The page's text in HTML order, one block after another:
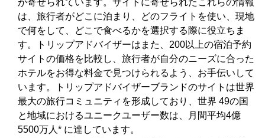
が寄せられています。サイトに寄せられたこれらの情報
は、旅行者がどこに泊まり、どのフライトを使い、現地
で何をして、どこで食べるかを選択する際に役立ちま
す。トリップアドバイザーはまた、200以上の宿泊予約
サイトの価格を比較し、旅行者が自分のニーズに合った
ホテルをお得な料金で見つけられるよう、お手伝いして
います。トリップアドバイザーブランドのサイトは世界
最大の旅行コミュニティを形成しており、世界 49の国
と地域におけるユニークユーザー数は、月間平均4億
5500万人* に達しています。